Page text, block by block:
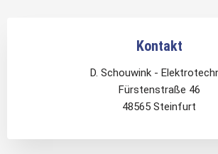
Kontakt
D. Schouwink -
Fürstenstraße 46
48565 Steinfurt